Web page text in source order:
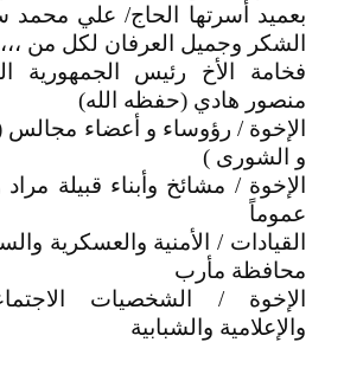
بعميد أسرتها الحاج/ علي محمد
الشكر وجميل العرفان لكل من
فخامة الأخ رئيس الجمهورية
منصور هادي (حفظه الله)
الإخوة / رؤوساء و أعضاء مجالس
و الشورى )
الإخوة / مشائخ وأبناء قبيلة
عموماً
القيادات / الأمنية والعسكرية
محافظة مأرب
الإخوة / الشخصيات
والإعلامية والشبابية